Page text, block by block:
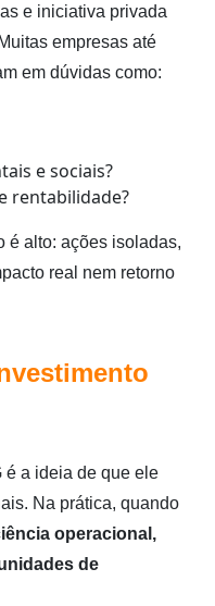
e iniciativa privada
empresas até
em dúvidas como:
e sociais?
rentabilidade?
é alto: ações isoladas,
real nem retorno
é a ideia de que ele
Na prática, quando
operacional,
de